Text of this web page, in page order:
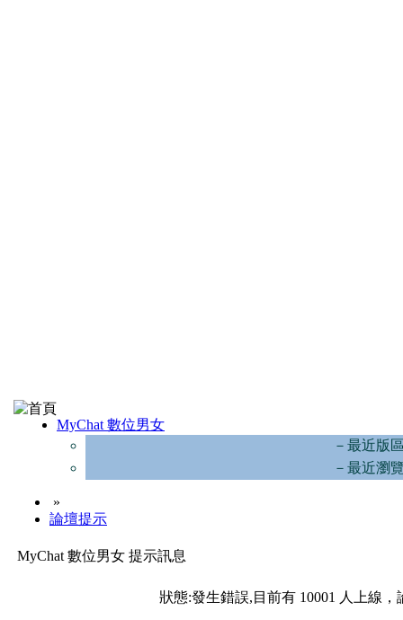
MyChat 數位男女
－最近版
－最近瀏
»
論壇提示
MyChat 數位男女 提示訊息
狀態:發生錯誤,目前有 10001 人上線